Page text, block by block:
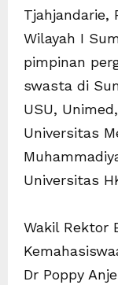
Tjahjandarie,
Wilayah I
pimpinan
swasta di
USU,
Universitas
Universitas
Wakil Rektor
Dr Poppy